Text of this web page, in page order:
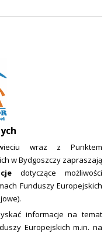
wraz z Punktem
w Bydgoszczy zapraszają
dotyczące możliwości
Funduszy Europejskich
informacje na temat
Europejskich m.in. na